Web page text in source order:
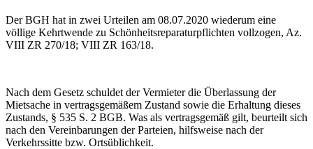
Der BGH hat in zwei Urteilen am 08.07.2020 wiederum eine
völlige Kehrtwende zu Schönheitsreparaturpflichten vollzogen, Az.
VIII ZR 270/18; VIII ZR 163/18.
Nach dem Gesetz schuldet der Vermieter die Überlassung der
Mietsache in vertragsgemäßem Zustand sowie die Erhaltung dieses
Zustands, § 535 S. 2 BGB. Was als vertragsgemäß gilt, beurteilt sich
nach den Vereinbarungen der Parteien, hilfsweise nach der
Verkehrssitte bzw. Ortsüblichkeit.